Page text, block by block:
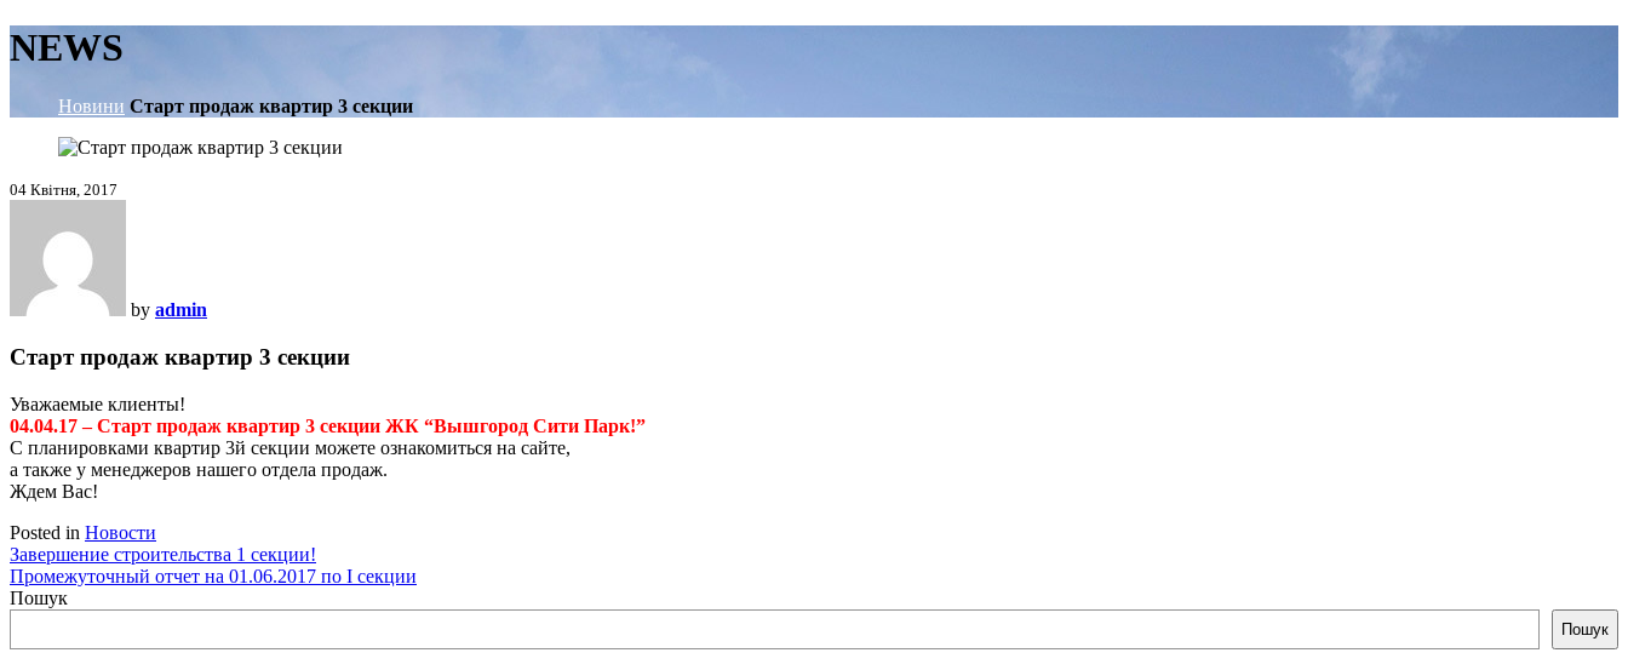
NEWS
Новини Старт продаж квартир 3 секции
04 Квітня, 2017
by admin
Старт продаж квартир 3 секции
Уважаемые клиенты!
04.04.17 – Старт продаж квартир 3 секции ЖК “Вышгород Сити Парк!”
С планировками квартир 3й секции можете ознакомиться на сайте,
а также у менеджеров нашего отдела продаж.
Ждем Вас!
Posted in Новости
Навігація
записів
Завершение строительства 1 секции!
Промежуточный отчет на 01.06.2017 по І секции
Пошук
Пошук